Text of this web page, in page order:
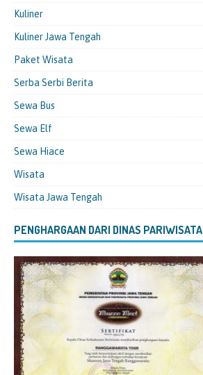
Kuliner
Kuliner Jawa Tengah
Paket Wisata
Serba Serbi Berita
Sewa Bus
Sewa Elf
Sewa Hiace
Wisata
Wisata Jawa Tengah
PENGHARGAAN DARI DINAS PARIWISATA